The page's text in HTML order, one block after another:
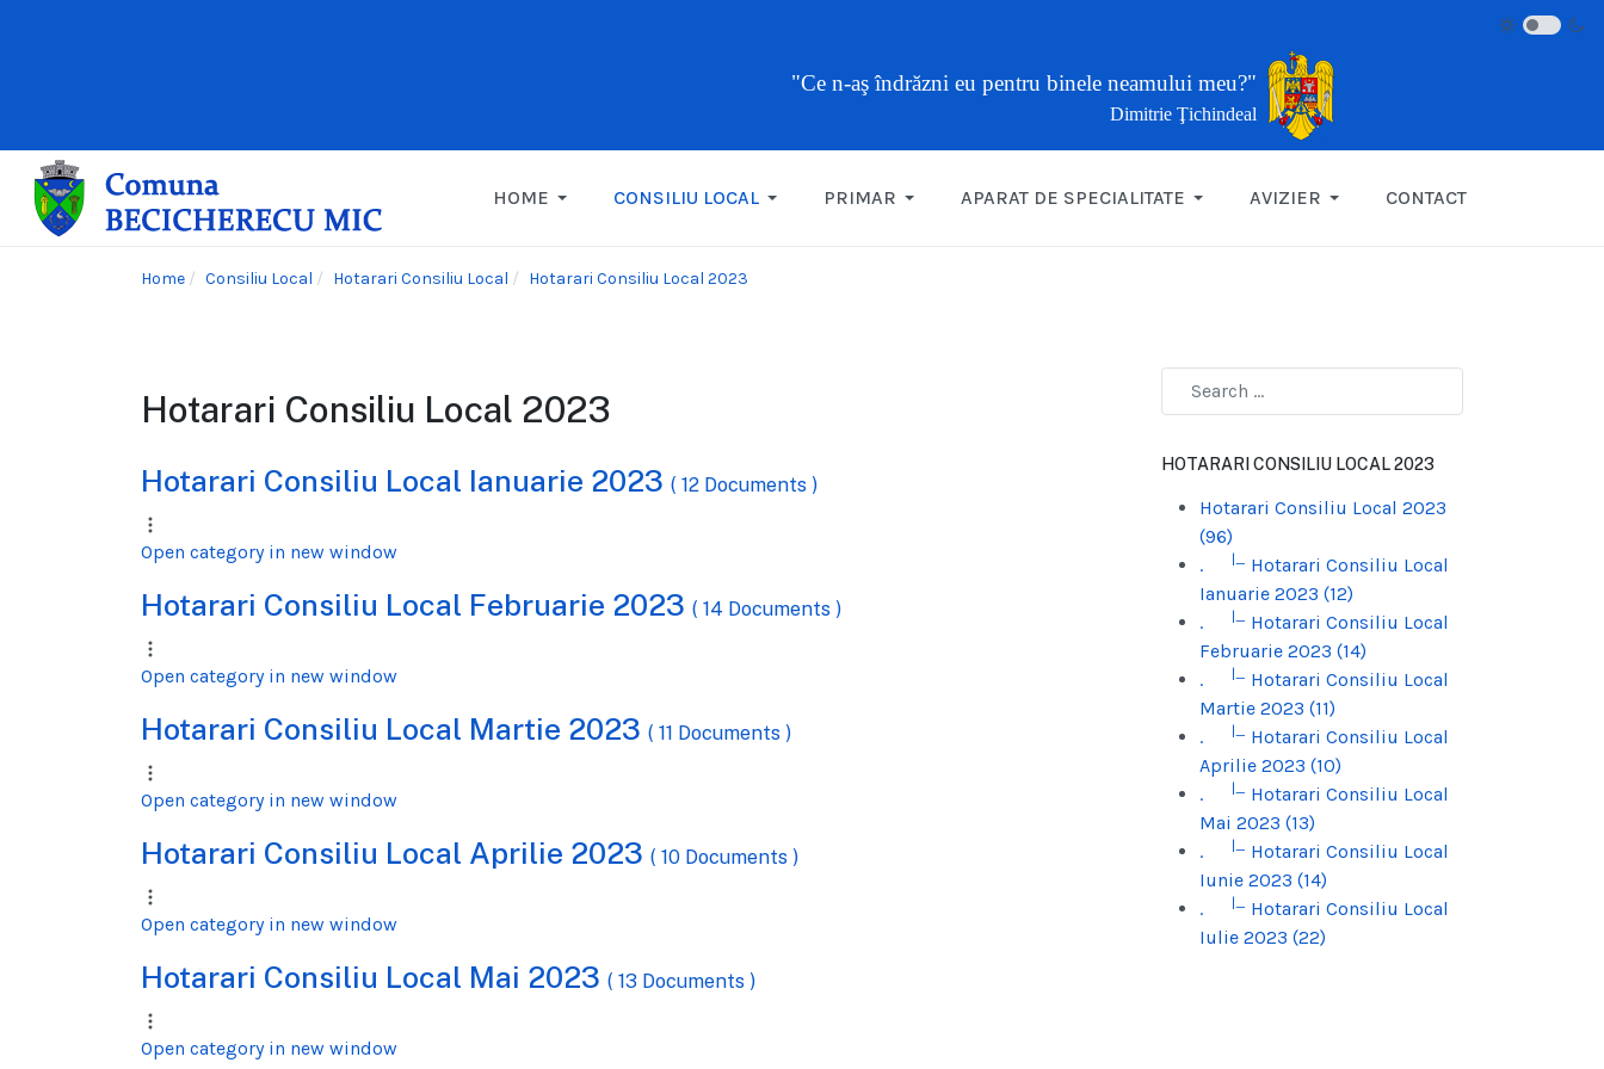
"Ce n-aş îndrăzni eu pentru binele neamului meu?"
Dimitrie Ţichindeal
HOME CONSILIU LOCAL PRIMAR APARAT DE SPECIALITATE AVIZIER CONTACT
Home Consiliu Local Hotarari Consiliu Local Hotarari Consiliu Local 2023
Hotarari Consiliu Local 2023
Hotarari Consiliu Local Ianuarie 2023 ( 12 Documents )
Open category in new window
Hotarari Consiliu Local Februarie 2023 ( 14 Documents )
Open category in new window
Hotarari Consiliu Local Martie 2023 ( 11 Documents )
Open category in new window
Hotarari Consiliu Local Aprilie 2023 ( 10 Documents )
Open category in new window
Hotarari Consiliu Local Mai 2023 ( 13 Documents )
Open category in new window
HOTARARI CONSILIU LOCAL 2023
Hotarari Consiliu Local 2023
(96)
.
|_ Hotarari Consiliu Local
Ianuarie 2023 (12)
.
|_ Hotarari Consiliu Local
Februarie 2023 (14)
.
|_ Hotarari Consiliu Local
Martie 2023 (11)
.
|_ Hotarari Consiliu Local
Aprilie 2023 (10)
.
|_ Hotarari Consiliu Local
Mai 2023 (13)
.
|_ Hotarari Consiliu Local
Iunie 2023 (14)
.
|_ Hotarari Consiliu Local
Iulie 2023 (22)